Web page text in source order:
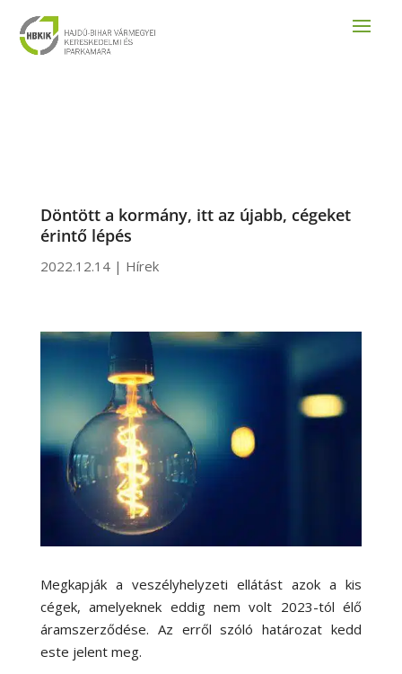
Döntött a kormány, itt az újabb, cégeket
érintő lépés
2022.12.14| Hírek
Megkapják a veszélyhelyzeti ellátást azok a kis
cégek, amelyeknek eddig nem volt 2023-tól élő
áramszerződése. Az erről szóló határozat kedd
este jelent meg.